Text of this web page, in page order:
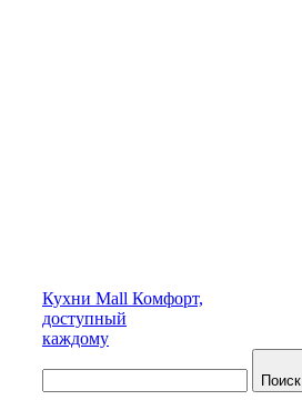
Кухни Mall Комфорт,
доступный
каждому
Поиск